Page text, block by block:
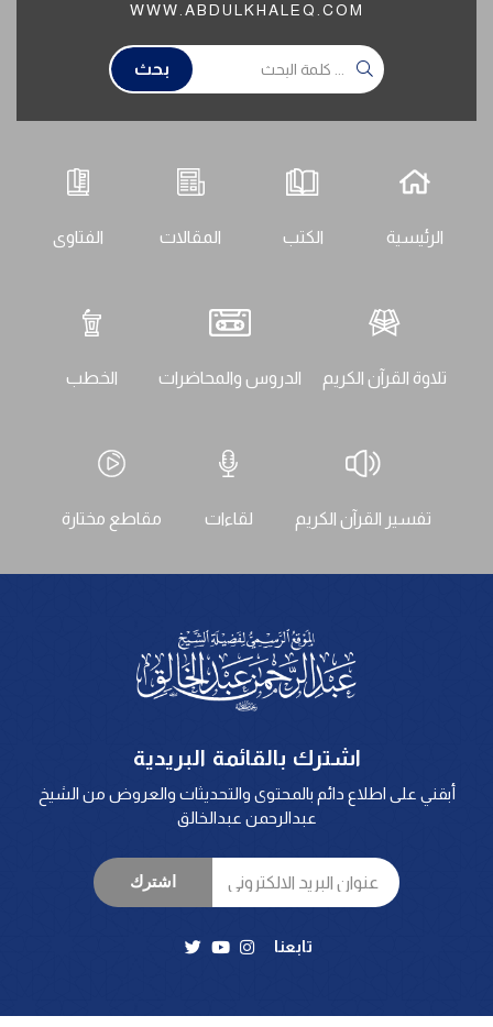
WWW.ABDULKHALEQ.COM
بحث
الرئيسية الكتب المقالات الفتاوى
تلاوة القرآن الكريم الدروس والمحاضرات الخطب
تفسير القرآن الكريم لقاءات مقاطع مختارة
اشترك بالقائمة البريدية
أبقني على اطلاع دائم بالمحتوى والتحديثات والعروض من الشيخ
عبدالرحمن عبدالخالق
اشترك
تابعنا